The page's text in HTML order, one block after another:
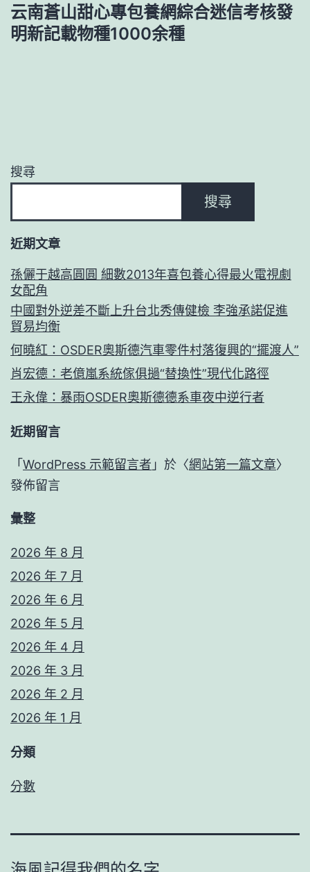
云南蒼山甜心專包養網綜合迷信考核發
明新記載物種1000余種
搜尋
搜尋
近期文章
孫儷于越高圓圓 細數2013年喜包養心得最火電視劇
女配角
中國對外逆差不斷上升台北秀傳健檢 李強承諾促進
貿易均衡
何曉紅：OSDER奧斯德汽車零件村落復興的“擺渡人”
肖宏德：老億嵐系統傢俱撾“替換性”現代化路徑
王永偉：暴雨OSDER奧斯德德系車夜中逆行者
近期留言
「 WordPress 示範留言者 」於〈網站第一篇文章〉
發佈留言
彙整
2026 年 8 月
2026 年 7 月
2026 年 6 月
2026 年 5 月
2026 年 4 月
2026 年 3 月
2026 年 2 月
2026 年 1 月
分類
分數